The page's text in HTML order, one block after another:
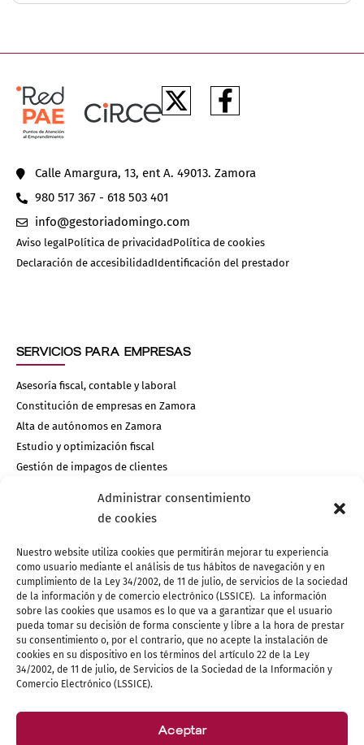
Administrar consentimiento
de cookies
Nuestro website utiliza cookies que permitirán mejorar tu experiencia
como usuario mediante el análisis de tus hábitos de navegación y en
cumplimiento de la Ley 34/2002, de 11 de julio, de servicios de la sociedad
de la información y de comercio electrónico (LSSICE). La información
sobre las cookies que usamos es lo que va a garantizar que el usuario
pueda tomar su decisión de forma consciente y libre a la hora de prestar
su consentimiento o, por el contrario, que no acepte la instalación de
cookies en su dispositivo en los términos del artículo 22 de la Ley
34/2002, de 11 de julio, de Servicios de la Sociedad de la Información y
Comercio Electrónico (LSSICE).
Aceptar
Calle Amargura, 13, ent A. 49013. Zamora
980 517 367- 618 503 401
moc.ognimodairotseg@ofni
Aviso legalPolítica de privacidadPolítica de cookies
Declaración de accesibilidadIdentificación del prestador
SERVICIOS PARA EMPRESAS
Asesoría fiscal, contable y laboral
Constitución de empresas en Zamora
Alta de autónomos en Zamora
Estudio y optimización fiscal
Gestión de impagos de clientes
GESTIONES PARA PARTICULARES
Declaración de la Renta en Zamora
Gestión de herencias en Zamora
Gestión de transmisiones patrimoniales
Trámites con vehículos y transporte
Asistencia para inspecciones de AEAT y SS
Altas de empleados de hogar
Estudios de jubilación